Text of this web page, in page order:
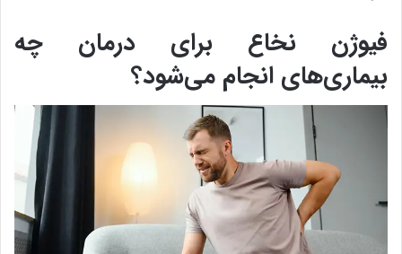
فیوژن نخاع برای درمان چه
بیماری‌های انجام می‌شود؟